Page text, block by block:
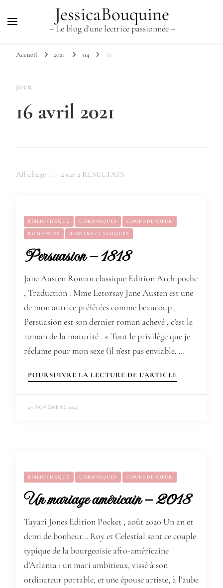
JessicaBouquine
– Le blog d'une lectrice passionnée –
Accueil 2021 04 16
JOUR
16 avril 2021
Affichage : 1 - 2 sur 2 RÉSULTATS
BIBLIOTHÈQUE CHRONIQUES COUPS DE CŒUR
ROMANCES ROMANS CLASSIQUES
Persuasion – 1818
Jane Austen Roman classique Edition Archipoche
, Traduction : Mme Letorsay Jane Austen est une
de mon autrice préférées comme beaucoup ,
Persuasion est son dernier roman achevé , c’est le
roman de la maturité . « Tout le privilège que je
réclame pour mon sexe (il n’est pas enviable, …
POURSUIVRE LA LECTURE DE L'ARTICLE
29 NOVEMBRE 2025
BIBLIOTHÈQUE CHRONIQUES COUPS DE CŒUR
Un mariage américain – 2018
Tayari Jones Edition Pocket , août 2020 Un an et
demi de bonheur… Roy et Celestial sont ce couple
typique de la bourgeoisie afro-américaine
d’Atlanta : un mari ambitieux, vissé à son
ordinateur portable, et une épouse artiste, à l’aube